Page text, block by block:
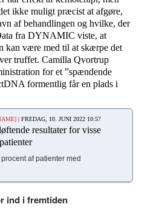
ikke muligt præcist at afgøre,
af behandlingen og hvilke, der
fra DYNAMIC viste, at
kan være med til at skærpe det
truffet. Camilla Qvortrup
for et ”spændende
formentlig får en plads i
| FREDAG, 10. JUNI 2022 10:57
resultater for visse
af patienter med
ind i fremtiden